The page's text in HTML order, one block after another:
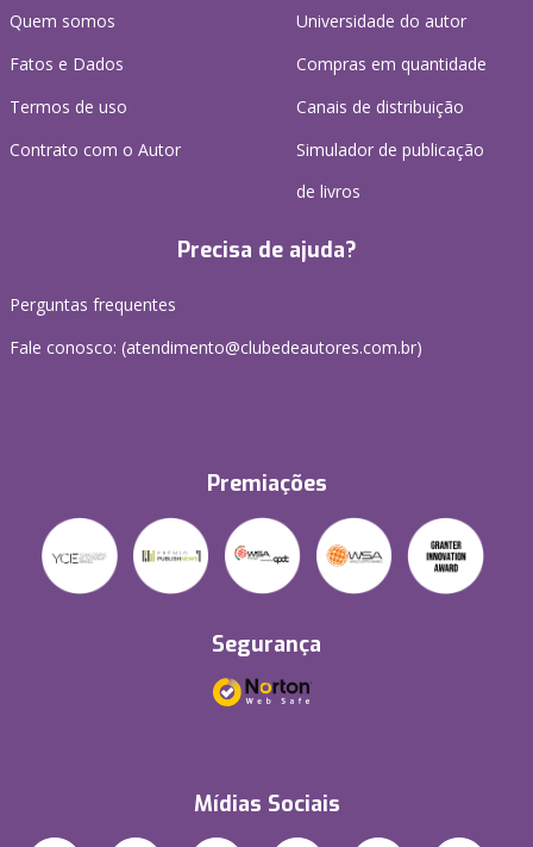
Quem somos
Fatos e Dados
Termos de uso
Contrato com o Autor
Universidade do autor
Compras em quantidade
Canais de distribuição
Simulador de publicação
de livros
Precisa de ajuda?
Perguntas frequentes
Fale conosco: (atendimento@clubedeautores.com.br)
Premiações
Segurança
Mídias Sociais